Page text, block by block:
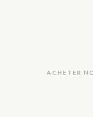
ACHETER